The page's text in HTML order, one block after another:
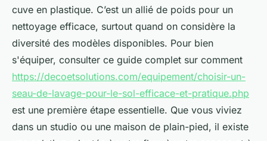
cuve en plastique. C’est un allié de poids pour un
nettoyage efficace, surtout quand on considère la
diversité des modèles disponibles. Pour bien
s'équiper, consulter ce guide complet sur comment
https://decoetsolutions.com/equipement/choisir-un-
seau-de-lavage-pour-le-sol-efficace-et-pratique.php
est une première étape essentielle. Que vous viviez
dans un studio ou une maison de plain-pied, il existe